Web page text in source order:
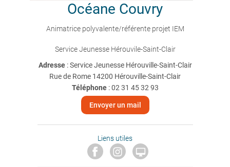
Océane Couvry
Animatrice polyvalente/référente projet IEM
Service Jeunesse Hérouvile-Saint-Clair
Adresse : Service Jeunesse Hérouville-Saint-Clair
Rue de Rome 14200 Hérouville-Saint-Clair
Téléphone:02 31 45 32 93
Envoyer un mail
Liens utiles
